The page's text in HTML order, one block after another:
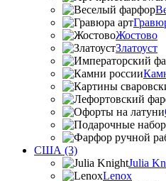
Жостово
Златоуст
США (3)
Julia
Lenox